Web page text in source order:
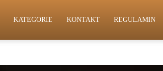
KATEGORIE KONTAKT REGULAMIN